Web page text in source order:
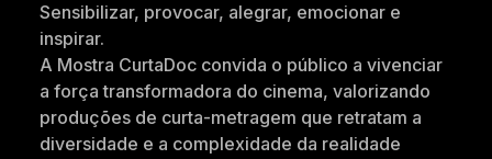
Sensibilizar, provocar, alegrar, emocionar e
inspirar.
A Mostra CurtaDoc convida o público a vivenciar
a força transformadora do cinema, valorizando
produções de curta-metragem que retratam a
diversidade e a complexidade da realidade